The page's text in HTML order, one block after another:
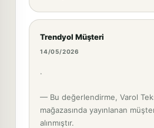
Trendyol Müşteri
14/05/2026
.
— Bu değerlendirme, Varol
mağazasında yayınlanan
alınmıştır.